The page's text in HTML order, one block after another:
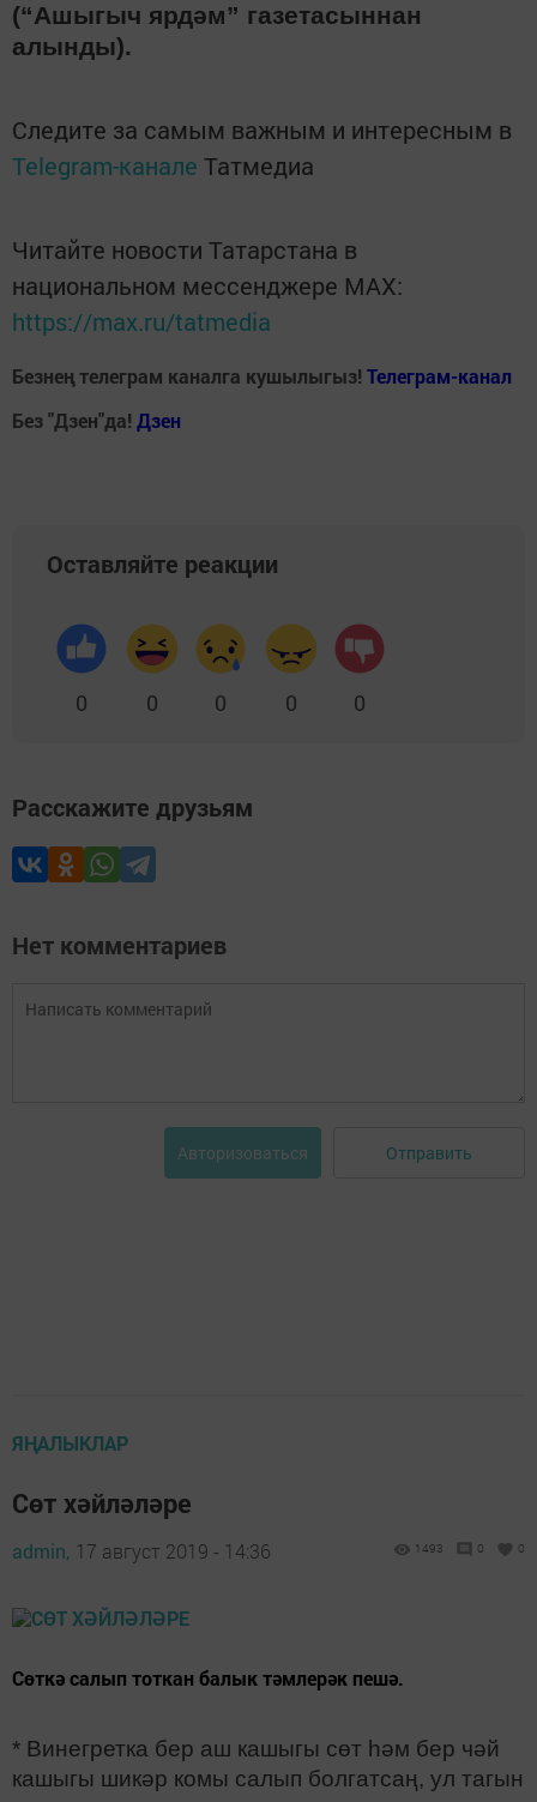
(“Ашыгыч ярдәм” газетасыннан
алынды).
Следите за самым важным и интересным в
Telegram-канале Татмедиа
Читайте новости Татарстана в
национальном мессенджере MАХ:
https://max.ru/tatmedia
Безнең телеграм каналга кушылыгыз! Телеграм-канал
Без "Дзен"да! Дзен
Оставляйте реакции
0 0 0 0 0
Расскажите друзьям
Нет комментариев
Авторизоваться Отправить
ЯҢАЛЫКЛАР
Сөт хәйләләре
admin, 17 август 2019 - 14:36 1493 0 0
Сөткә салып тоткан балык тәмлерәк пешә.
* Винегретка бер аш кашыгы сөт һәм бер чәй
кашыгы шикәр комы салып болгатсаң, ул тагын